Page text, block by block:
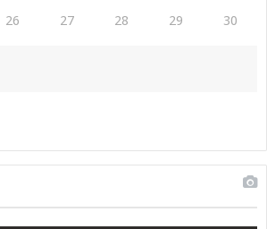
26 27 28 29 30